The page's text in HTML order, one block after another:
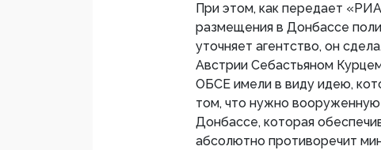
При этом, как передает
размещения в Донбассе
уточняет агентство, он
Австрии Себастьяном
ОБСЕ имели в виду идею,
том, что нужно
Донбассе, которая
абсолютно противоречит